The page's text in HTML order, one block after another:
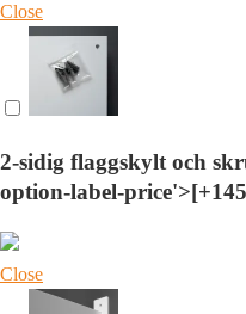
Close
2-sidig flaggskylt och
option-label-
Close